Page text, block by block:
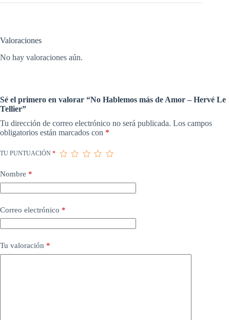
Valoraciones
No hay valoraciones aún.
Sé el primero en valorar “No Hablemos más de Amor – Hervé Le
Tellier”
Tu dirección de correo electrónico no será publicada. Los campos
obligatorios están marcados con *
TU PUNTUACIÓN *
Nombre *
Correo electrónico *
Tu valoración *